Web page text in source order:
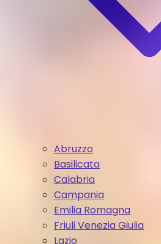
Abruzzo
Basilicata
Calabria
Campania
Emilia Romagna
Friuli Venezia Giulia
Lazio